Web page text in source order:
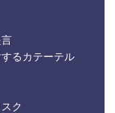
るカテーテル
ク